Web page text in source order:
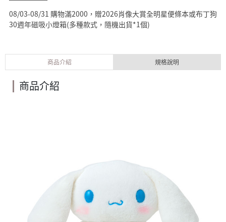
08/03-08/31 購物滿2000，贈2026肖像大賞全明星便條本或布丁狗
30週年磁吸小燈箱(多種款式，隨機出貨*1個)
商品介紹 規格說明
商品介紹